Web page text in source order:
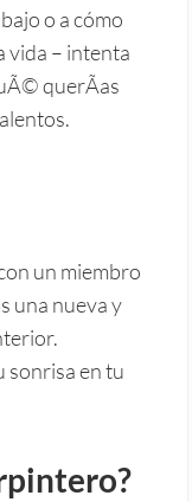
o a cómo
vida – intenta
querÃas
un miembro
una nueva y
sonrisa en tu